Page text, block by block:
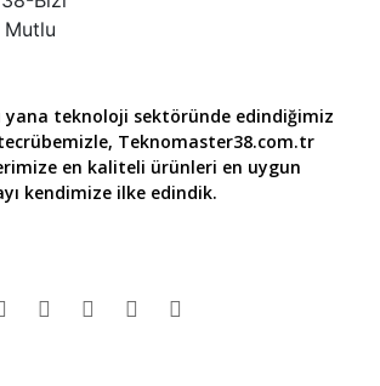
yana teknoloji sektöründe edindiğimiz
Teknomaster38.com.tr
en kaliteli ürünleri en uygun
kendimize ilke edindik.